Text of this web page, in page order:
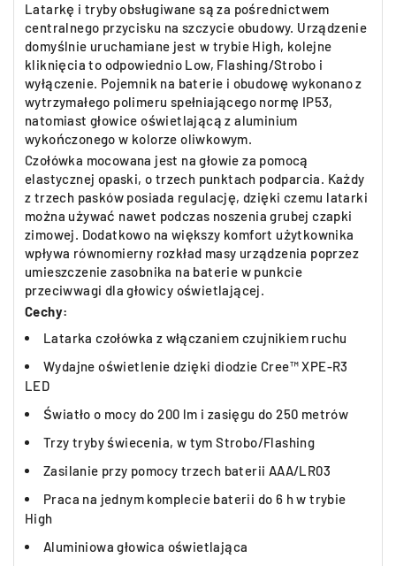
Latarkę i tryby obsługiwane są za pośrednictwem
centralnego przycisku na szczycie obudowy. Urządzenie
domyślnie uruchamiane jest w trybie High, kolejne
kliknięcia to odpowiednio Low, Flashing/Strobo i
wyłączenie. Pojemnik na baterie i obudowę wykonano z
wytrzymałego polimeru spełniającego normę IP53,
natomiast głowice oświetlającą z aluminium
wykończonego w kolorze oliwkowym.
Czołówka mocowana jest na głowie za pomocą
elastycznej opaski, o trzech punktach podparcia. Każdy
z trzech pasków posiada regulację, dzięki czemu latarki
można używać nawet podczas noszenia grubej czapki
zimowej. Dodatkowo na większy komfort użytkownika
wpływa równomierny rozkład masy urządzenia poprzez
umieszczenie zasobnika na baterie w punkcie
przeciwwagi dla głowicy oświetlającej.
Cechy:
Latarka czołówka z włączaniem czujnikiem ruchu
Wydajne oświetlenie dzięki diodzie Cree™ XPE-R3
LED
Światło o mocy do 200 lm i zasięgu do 250 metrów
Trzy tryby świecenia, w tym Strobo/Flashing
Zasilanie przy pomocy trzech baterii AAA/LR03
Praca na jednym komplecie baterii do 6 h w trybie
High
Aluminiowa głowica oświetlająca